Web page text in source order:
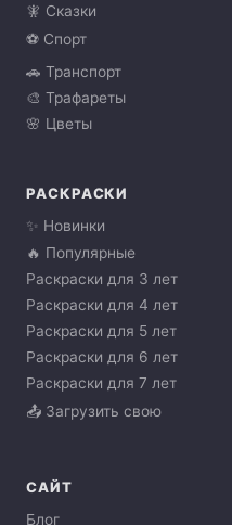
🧚 Сказки
⚽ Спорт
🚗 Транспорт
🎨 Трафареты
🌸 Цветы
РАСКРАСКИ
✨ Новинки
🔥 Популярные
Раскраски для 3 лет
Раскраски для 4 лет
Раскраски для 5 лет
Раскраски для 6 лет
Раскраски для 7 лет
📤 Загрузить свою
САЙТ
Блог